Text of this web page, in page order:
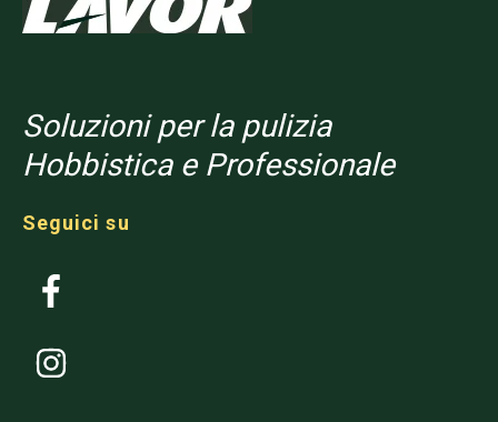
Soluzioni per la pulizia
Hobbistica e Professionale
Seguici su